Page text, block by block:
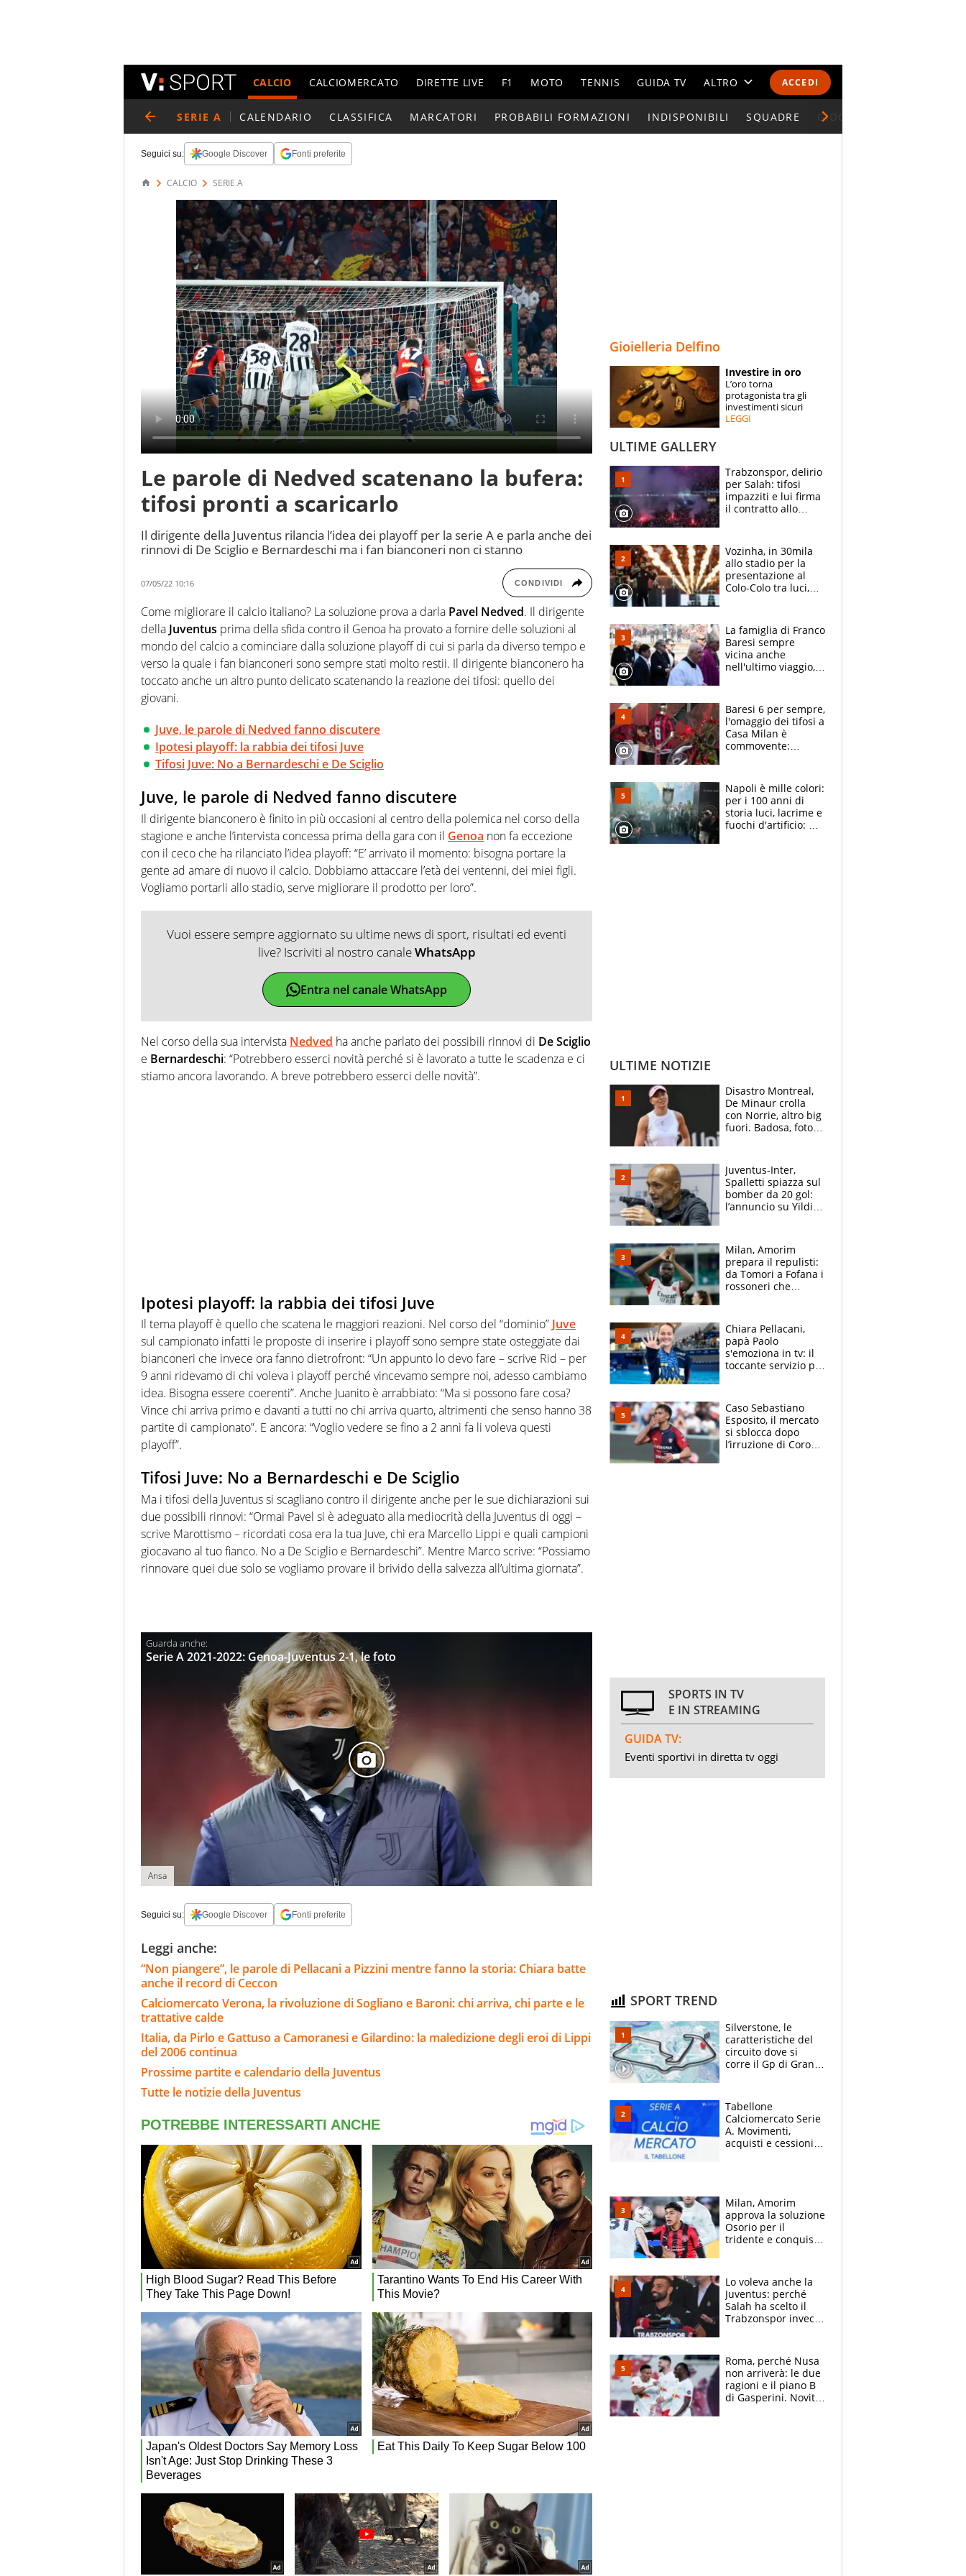
ACCEDI
CALCIO CALCIOMERCATO DIRETTE LIVE F1 MOTO TENNIS GUIDA TV ALTRO
CALENDARI E CLASSIFICHE
ESPERTI
CONTATTI
SERIE A CALENDARIO CLASSIFICA MARCATORI PROBABILI FORMAZIONI INDISPONIBILI SQUADRE GIOCATORI SERIE A
Seguici su: Google Discover Fonti preferite
CALCIO SERIE A
Le parole di Nedved scatenano la bufera:
tifosi pronti a scaricarlo
Il dirigente della Juventus rilancia l’idea dei playoff per la serie A e parla anche dei
rinnovi di De Sciglio e Bernardeschi ma i fan bianconeri non ci stanno
07/05/22 10:16 CONDIVIDI
Come migliorare il calcio italiano? La soluzione prova a darla Pavel Nedved. Il dirigente
della Juventus prima della sfida contro il Genoa ha provato a fornire delle soluzioni al
mondo del calcio a cominciare dalla soluzione playoff di cui si parla da diverso tempo e
verso la quale i fan bianconeri sono sempre stati molto restii. Il dirigente bianconero ha
toccato anche un altro punto delicato scatenando la reazione dei tifosi: quello dei
giovani.
Juve, le parole di Nedved fanno discutere
Ipotesi playoff: la rabbia dei tifosi Juve
Tifosi Juve: No a Bernardeschi e De Sciglio
Juve, le parole di Nedved fanno discutere
Il dirigente bianconero è finito in più occasioni al centro della polemica nel corso della
stagione e anche l’intervista concessa prima della gara con il Genoa non fa eccezione
con il ceco che ha rilanciato l’idea playoff: “E’ arrivato il momento: bisogna portare la
gente ad amare di nuovo il calcio. Dobbiamo attaccare l’età dei ventenni, dei miei figli.
Vogliamo portarli allo stadio, serve migliorare il prodotto per loro”.
Vuoi essere sempre aggiornato su ultime news di sport, risultati ed eventi
live? Iscriviti al nostro canaleWhatsApp
Entra nel canale WhatsApp
Nel corso della sua intervista Nedved ha anche parlato dei possibili rinnovi di De Sciglio
e Bernardeschi: “Potrebbero esserci novità perché si è lavorato a tutte le scadenza e ci
stiamo ancora lavorando. A breve potrebbero esserci delle novità”.
Ipotesi playoff: la rabbia dei tifosi Juve
Il tema playoff è quello che scatena le maggiori reazioni. Nel corso del “dominio” Juve
sul campionato infatti le proposte di inserire i playoff sono sempre state osteggiate dai
bianconeri che invece ora fanno dietrofront: “Un appunto lo devo fare – scrive Rid – per
9 anni ridevamo di chi voleva i playoff perché vincevamo sempre noi, adesso cambiamo
idea. Bisogna essere coerenti”. Anche Juanito è arrabbiato: “Ma si possono fare cosa?
Vince chi arriva primo e davanti a tutti no chi arriva quarto, altrimenti che senso hanno 38
partite di campionato”. E ancora: “Voglio vedere se fino a 2 anni fa li voleva questi
playoff”.
Tifosi Juve: No a Bernardeschi e De Sciglio
Ma i tifosi della Juventus si scagliano contro il dirigente anche per le sue dichiarazioni sui
due possibili rinnovi: “Ormai Pavel si è adeguato alla mediocrità della Juventus di oggi –
scrive Marottismo – ricordati cosa era la tua Juve, chi era Marcello Lippi e quali campioni
giocavano al tuo fianco. No a De Sciglio e Bernardeschi”. Mentre Marco scrive: “Possiamo
rinnovare quei due solo se vogliamo provare il brivido della salvezza all’ultima giornata”.
Serie A 2021-2022: Genoa-Juventus 2-1, le foto
Ansa
Seguici su: Google Discover Fonti preferite
Leggi anche:
“Non piangere”, le parole di Pellacani a Pizzini mentre fanno la storia: Chiara batte
anche il record di Ceccon
Calciomercato Verona, la rivoluzione di Sogliano e Baroni: chi arriva, chi parte e le
trattative calde
Italia, da Pirlo e Gattuso a Camoranesi e Gilardino: la maledizione degli eroi di Lippi
del 2006 continua
Prossime partite e calendario della Juventus
Tutte le notizie della Juventus
Gioielleria Delfino
Investire in oro
L’oro torna
protagonista tra gli
investimenti sicuri
LEGGI
ULTIME GALLERY
Trabzonspor, delirio
per Salah: tifosi
impazziti e lui firma
il contratto allo
Vozinha, in 30mila
allo stadio per la
presentazione al
Colo-Colo tra luci,
La famiglia di Franco
Baresi sempre
vicina anche
nell'ultimo viaggio,
circondati
dall'affetto dei tifosi
Baresi 6 per sempre,
l'omaggio dei tifosi a
Casa Milan è
commovente:
bigliettini
Napoli è mille colori:
per i 100 anni di
storia luci, lacrime e
fuochi d'artificio: De
ULTIME NOTIZIE
Disastro Montreal,
De Minaur crolla
con Norrie, altro big
fuori. Badosa, foto
Juventus-Inter,
Spalletti spiazza sul
bomber da 20 gol:
l’annuncio su Yildiz
Milan, Amorim
prepara il repulisti:
da Tomori a Fofana i
rossoneri che
Chiara Pellacani,
papà Paolo
s'emoziona in tv: il
toccante servizio per
Caso Sebastiano
Esposito, il mercato
si sblocca dopo
l’irruzione di Corona
SPORTS IN TV
E IN STREAMING
GUIDA TV:
Eventi sportivi in diretta tv oggi
SPORT TREND
Silverstone, le
caratteristiche del
circuito dove si
corre il Gp di Gran
Tabellone
Calciomercato Serie
A. Movimenti,
acquisti e cessioni:
Milan, Amorim
approva la soluzione
Osorio per il
tridente e conquista
Allegri
Lo voleva anche la
Juventus: perché
Salah ha scelto il
Trabzonspor invece
Roma, perché Nusa
non arriverà: le due
ragioni e il piano B
di Gasperini. Novità